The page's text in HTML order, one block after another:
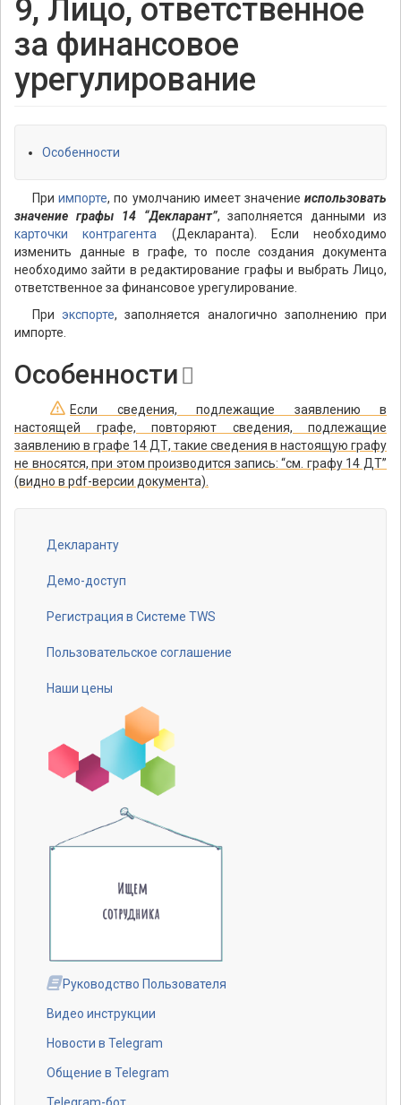
9, Лицо, ответственное
за финансовое
урегулирование
Особенности
Приимпорте, по умолчанию имеет значениеиспользовать
значение графы 14 “Декларант”, заполняется данными из
карточки контрагента (Декларанта). Если необходимо
изменить данные в графе, то после создания документа
необходимо зайти в редактирование графы и выбрать Лицо,
ответственное за финансовое урегулирование.
Приэкспорте, заполняется аналогично заполнению при
импорте.
Особенности
Если сведения, подлежащие заявлению в
настоящей графе, повторяют сведения, подлежащие
заявлению в графе 14 ДТ, такие сведения в настоящую графу
не вносятся, при этом производится запись: “см. графу 14 ДТ”
(видно в pdf-версии документа).
Footer
menu
Декларанту
Демо-доступ
Регистрация в Системе TWS
Пользовательское соглашение
Наши цены
Руководство Пользователя
Видео инструкции
Новости в Telegram
Общение в Telegram